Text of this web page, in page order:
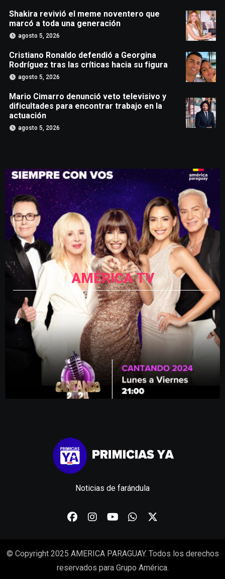
Shakira revivió el meme noventero que
marcó a toda una generación
agosto 5, 2026
Cristiano Ronaldo defendió a Georgina
Rodríguez tras las críticas hacia su figura
agosto 5, 2026
Mario Cimarro denunció veto televisivo y
dificultades para encontrar trabajo en la
actuación
agosto 5, 2026
AMÉRICA TV
Noticias de farándula
© Copyright 2025 AMERICA PARAGUAY. Todos los derechos
reservados para Grupo América.